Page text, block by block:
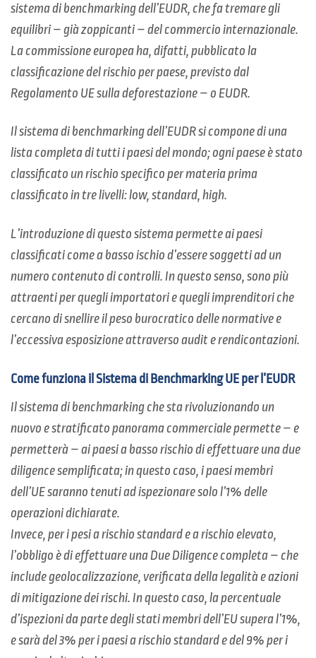
sistema di benchmarking dell’EUDR, che fa tremare gli
equilibri – già zoppicanti – del commercio internazionale.
La commissione europea ha, difatti, pubblicato la
classificazione del rischio per paese, previsto dal
Regolamento UE sulla deforestazione – o EUDR.
Il sistema di benchmarking dell’EUDR si compone di una
lista completa di tutti i paesi del mondo; ogni paese è stato
classificato un rischio specifico per materia prima
classificato in tre livelli: low, standard, high.
L’introduzione di questo sistema permette ai paesi
classificati come a basso ischio d’essere soggetti ad un
numero contenuto di controlli. In questo senso, sono più
attraenti per quegli importatori e quegli imprenditori che
cercano di snellire il peso burocratico delle normative e
l’eccessiva esposizione attraverso audit e rendicontazioni.
Come funziona il Sistema di Benchmarking UE per l’EUDR
Il sistema di benchmarking che sta rivoluzionando un
nuovo e stratificato panorama commerciale permette – e
permetterà – ai paesi a basso rischio di effettuare una due
diligence semplificata; in questo caso, i paesi membri
dell’UE saranno tenuti ad ispezionare solo l’1% delle
operazioni dichiarate.
Invece, per i pesi a rischio standard e a rischio elevato,
l’obbligo è di effettuare una Due Diligence completa – che
include geolocalizzazione, verificata della legalità e azioni
di mitigazione dei rischi. In questo caso, la percentuale
d’ispezioni da parte degli stati membri dell’EU supera l’1%,
e sarà del 3% per i paesi a rischio standard e del 9% per i